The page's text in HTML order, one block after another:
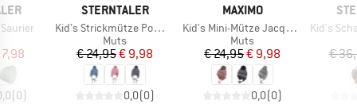
prijs
(0)
MERK
STERNTALER
Artikel
Kid's Strickmütze Pompon
Productgroep
Muts
Prijs
€ 24,95Verlaagde prijs
€ 9,98
0,0(0)
MERK
MAXIMO
Artikel
Kid's Mini-Mütze Jacquard Norweger
Productgroep
Muts
Prijs
€ 24,95Verlaagde prijs
€ 9,98
0,0(0)
Artikel
Kid's
€